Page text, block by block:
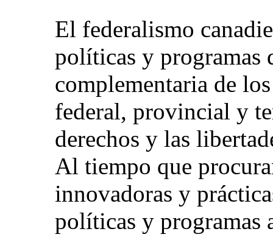
El federalismo
políticas y programas
complementaria de
federal, provincial y
derechos y las
Al tiempo que
innovadoras y
políticas y programas